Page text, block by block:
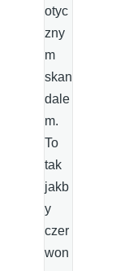
otyc
zny
m
skan
dale
m.
To
tak
jakb
y
czer
won